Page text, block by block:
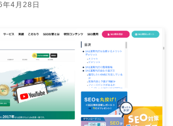
年4月28日